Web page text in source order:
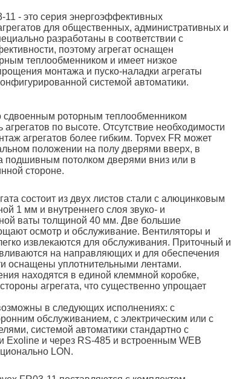
11 - это серия энергоэффективных
для общественных, административных и
разработаны в соответствии с
поэтому агрегат оснащен
теплообменником и имеет низкое
монтажа и пуско-наладки агрегаты
системой автоматики.
сдвоенным роторным теплообменником
агрегатов по высоте. Отсутствие необходимости
агрегатов более гибким. Topvex FR может
положении на полу дверями вверх, в
подшивным потолком дверями вниз или в
стороне.
состоит из двух листов стали с алюцинковым
1 мм и внутреннего слоя звуко- и
ваты толщиной 40 мм. Две большие
осмотр и обслуживание. Вентиляторы и
извлекаются для обслуживания. Приточный и
на направляющих и для обеспечения
оснащены уплотнительными лентами.
находятся в единой клеммной коробке,
агрегата, что существенно упрощает
в следующих исполнениях: с
обслуживанием, с электрическим или с
системой автоматики стандартно с
Exoline и через RS-485 и встроенным WEB
LON.